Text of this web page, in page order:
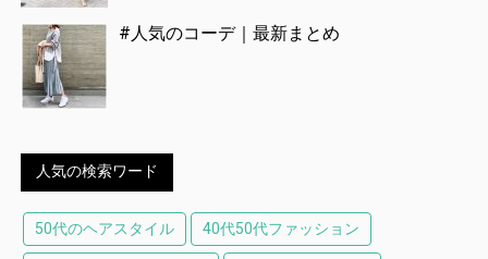
#人気のコーデ｜最新まとめ
人気の検索ワード
50代のヘアスタイル 40代50代ファッション